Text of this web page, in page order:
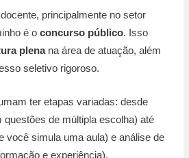
principalmente no setor
é oconcurso público. Isso
plenana área de atuação, além
seletivo rigoroso.
ter etapas variadas: desde
questões de múltipla escolha) até
você simula uma aula) e análise de
e experiência).